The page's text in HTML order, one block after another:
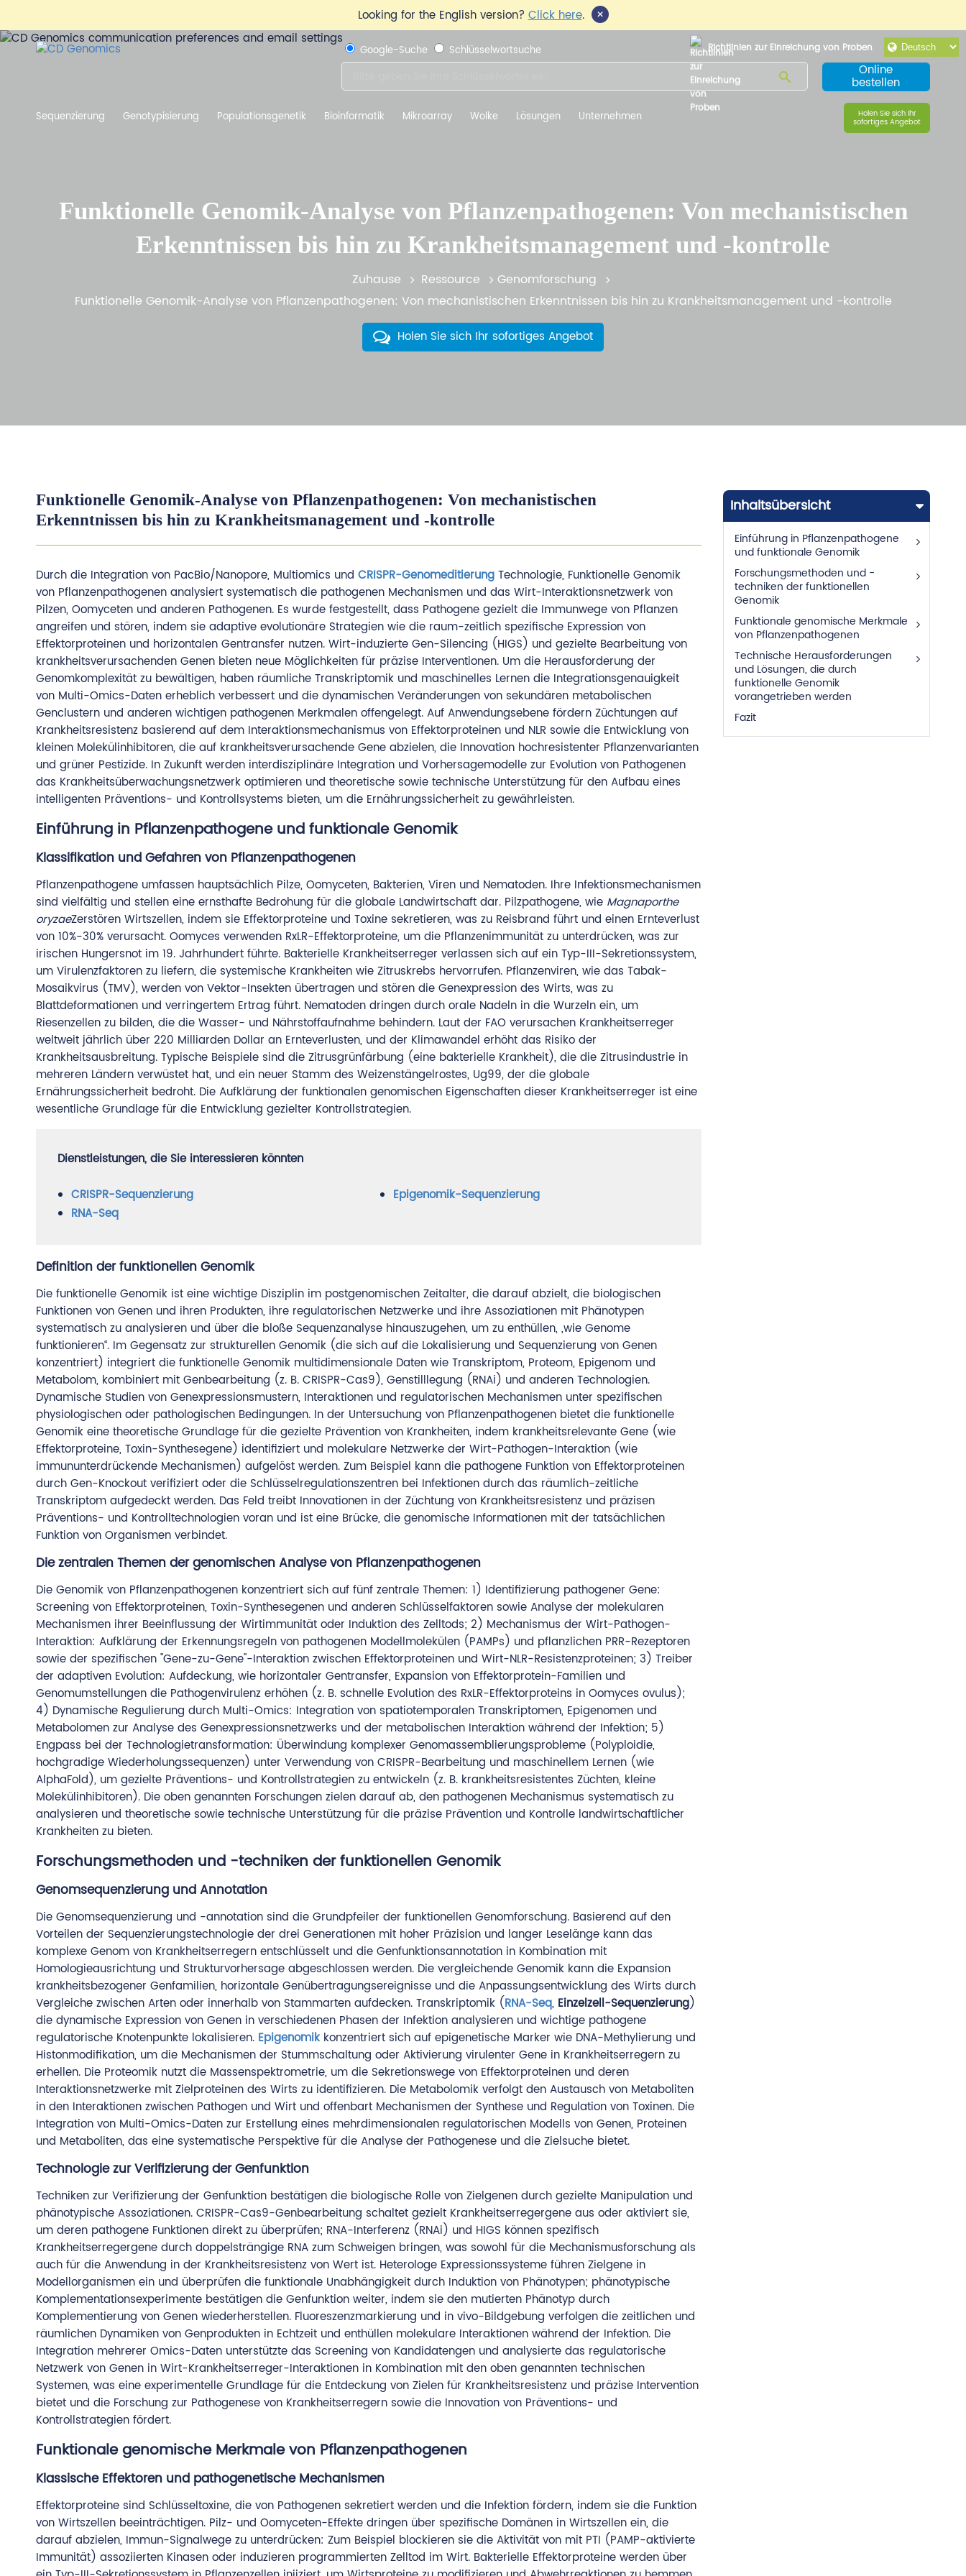
Looking for the English version?Click here. ×
Richtlinien zur Einreichung von Proben
Google-Suche Schlüsselwortsuche
Online
bestellen
Sequenzierung Genotypisierung Populationsgenetik Bioinformatik Mikroarray Wolke Lösungen Unternehmen Holen Sie sich Ihr
sofortiges Angebot
Funktionelle Genomik-Analyse von Pflanzenpathogenen: Von mechanistischen
Erkenntnissen bis hin zu Krankheitsmanagement und -kontrolle
Zuhause Ressource
Genomforschung
Funktionelle Genomik-Analyse von Pflanzenpathogenen: Von mechanistischen Erkenntnissen bis hin zu Krankheitsmanagement und -kontrolle
Holen Sie sich Ihr sofortiges Angebot
Funktionelle Genomik-Analyse von Pflanzenpathogenen: Von mechanistischen
Erkenntnissen bis hin zu Krankheitsmanagement und -kontrolle
Durch die Integration von PacBio/Nanopore, Multiomics und CRISPR-Genomeditierung Technologie, Funktionelle Genomik
von Pflanzenpathogenen analysiert systematisch die pathogenen Mechanismen und das Wirt-Interaktionsnetzwerk von
Pilzen, Oomyceten und anderen Pathogenen. Es wurde festgestellt, dass Pathogene gezielt die Immunwege von Pflanzen
angreifen und stören, indem sie adaptive evolutionäre Strategien wie die raum-zeitlich spezifische Expression von
Effektorproteinen und horizontalen Gentransfer nutzen. Wirt-induzierte Gen-Silencing (HIGS) und gezielte Bearbeitung von
krankheitsverursachenden Genen bieten neue Möglichkeiten für präzise Interventionen. Um die Herausforderung der
Genomkomplexität zu bewältigen, haben räumliche Transkriptomik und maschinelles Lernen die Integrationsgenauigkeit
von Multi-Omics-Daten erheblich verbessert und die dynamischen Veränderungen von sekundären metabolischen
Genclustern und anderen wichtigen pathogenen Merkmalen offengelegt. Auf Anwendungsebene fördern Züchtungen auf
Krankheitsresistenz basierend auf dem Interaktionsmechanismus von Effektorproteinen und NLR sowie die Entwicklung von
kleinen Molekülinhibitoren, die auf krankheitsverursachende Gene abzielen, die Innovation hochresistenter Pflanzenvarianten
und grüner Pestizide. In Zukunft werden interdisziplinäre Integration und Vorhersagemodelle zur Evolution von Pathogenen
das Krankheitsüberwachungsnetzwerk optimieren und theoretische sowie technische Unterstützung für den Aufbau eines
intelligenten Präventions- und Kontrollsystems bieten, um die Ernährungssicherheit zu gewährleisten.
Einführung in Pflanzenpathogene und funktionale Genomik
Klassifikation und Gefahren von Pflanzenpathogenen
Pflanzenpathogene umfassen hauptsächlich Pilze, Oomyceten, Bakterien, Viren und Nematoden. Ihre Infektionsmechanismen
sind vielfältig und stellen eine ernsthafte Bedrohung für die globale Landwirtschaft dar. Pilzpathogene, wie Magnaporthe
oryzaeZerstören Wirtszellen, indem sie Effektorproteine und Toxine sekretieren, was zu Reisbrand führt und einen Ernteverlust
von 10%-30% verursacht. Oomyces verwenden RxLR-Effektorproteine, um die Pflanzenimmunität zu unterdrücken, was zur
irischen Hungersnot im 19. Jahrhundert führte. Bakterielle Krankheitserreger verlassen sich auf ein Typ-III-Sekretionssystem,
um Virulenzfaktoren zu liefern, die systemische Krankheiten wie Zitruskrebs hervorrufen. Pflanzenviren, wie das Tabak-
Mosaikvirus (TMV), werden von Vektor-Insekten übertragen und stören die Genexpression des Wirts, was zu
Blattdeformationen und verringertem Ertrag führt. Nematoden dringen durch orale Nadeln in die Wurzeln ein, um
Riesenzellen zu bilden, die die Wasser- und Nährstoffaufnahme behindern. Laut der FAO verursachen Krankheitserreger
weltweit jährlich über 220 Milliarden Dollar an Ernteverlusten, und der Klimawandel erhöht das Risiko der
Krankheitsausbreitung. Typische Beispiele sind die Zitrusgrünfärbung (eine bakterielle Krankheit), die die Zitrusindustrie in
mehreren Ländern verwüstet hat, und ein neuer Stamm des Weizenstängelrostes, Ug99, der die globale
Ernährungssicherheit bedroht. Die Aufklärung der funktionalen genomischen Eigenschaften dieser Krankheitserreger ist eine
wesentliche Grundlage für die Entwicklung gezielter Kontrollstrategien.
Dienstleistungen, die Sie interessieren könnten
CRISPR-Sequenzierung
RNA-Seq
Epigenomik-Sequenzierung
Definition der funktionellen Genomik
Die funktionelle Genomik ist eine wichtige Disziplin im postgenomischen Zeitalter, die darauf abzielt, die biologischen
Funktionen von Genen und ihren Produkten, ihre regulatorischen Netzwerke und ihre Assoziationen mit Phänotypen
systematisch zu analysieren und über die bloße Sequenzanalyse hinauszugehen, um zu enthüllen, „wie Genome
funktionieren“. Im Gegensatz zur strukturellen Genomik (die sich auf die Lokalisierung und Sequenzierung von Genen
konzentriert) integriert die funktionelle Genomik multidimensionale Daten wie Transkriptom, Proteom, Epigenom und
Metabolom, kombiniert mit Genbearbeitung (z. B. CRISPR-Cas9), Genstilllegung (RNAi) und anderen Technologien.
Dynamische Studien von Genexpressionsmustern, Interaktionen und regulatorischen Mechanismen unter spezifischen
physiologischen oder pathologischen Bedingungen. In der Untersuchung von Pflanzenpathogenen bietet die funktionelle
Genomik eine theoretische Grundlage für die gezielte Prävention von Krankheiten, indem krankheitsrelevante Gene (wie
Effektorproteine, Toxin-Synthesegene) identifiziert und molekulare Netzwerke der Wirt-Pathogen-Interaktion (wie
immununterdrückende Mechanismen) aufgelöst werden. Zum Beispiel kann die pathogene Funktion von Effektorproteinen
durch Gen-Knockout verifiziert oder die Schlüsselregulationszentren bei Infektionen durch das räumlich-zeitliche
Transkriptom aufgedeckt werden. Das Feld treibt Innovationen in der Züchtung von Krankheitsresistenz und präzisen
Präventions- und Kontrolltechnologien voran und ist eine Brücke, die genomische Informationen mit der tatsächlichen
Funktion von Organismen verbindet.
Die zentralen Themen der genomischen Analyse von Pflanzenpathogenen
Die Genomik von Pflanzenpathogenen konzentriert sich auf fünf zentrale Themen: 1) Identifizierung pathogener Gene:
Screening von Effektorproteinen, Toxin-Synthesegenen und anderen Schlüsselfaktoren sowie Analyse der molekularen
Mechanismen ihrer Beeinflussung der Wirtimmunität oder Induktion des Zelltods; 2) Mechanismus der Wirt-Pathogen-
Interaktion: Aufklärung der Erkennungsregeln von pathogenen Modellmolekülen (PAMPs) und pflanzlichen PRR-Rezeptoren
sowie der spezifischen "Gene-zu-Gene"-Interaktion zwischen Effektorproteinen und Wirt-NLR-Resistenzproteinen; 3) Treiber
der adaptiven Evolution: Aufdeckung, wie horizontaler Gentransfer, Expansion von Effektorprotein-Familien und
Genomumstellungen die Pathogenvirulenz erhöhen (z. B. schnelle Evolution des RxLR-Effektorproteins in Oomyces ovulus);
4) Dynamische Regulierung durch Multi-Omics: Integration von spatiotemporalen Transkriptomen, Epigenomen und
Metabolomen zur Analyse des Genexpressionsnetzwerks und der metabolischen Interaktion während der Infektion; 5)
Engpass bei der Technologietransformation: Überwindung komplexer Genomassemblierungsprobleme (Polyploidie,
hochgradige Wiederholungssequenzen) unter Verwendung von CRISPR-Bearbeitung und maschinellem Lernen (wie
AlphaFold), um gezielte Präventions- und Kontrollstrategien zu entwickeln (z. B. krankheitsresistentes Züchten, kleine
Molekülinhibitoren). Die oben genannten Forschungen zielen darauf ab, den pathogenen Mechanismus systematisch zu
analysieren und theoretische sowie technische Unterstützung für die präzise Prävention und Kontrolle landwirtschaftlicher
Krankheiten zu bieten.
Forschungsmethoden und -techniken der funktionellen Genomik
Genomsequenzierung und Annotation
Die Genomsequenzierung und -annotation sind die Grundpfeiler der funktionellen Genomforschung. Basierend auf den
Vorteilen der Sequenzierungstechnologie der drei Generationen mit hoher Präzision und langer Leselänge kann das
komplexe Genom von Krankheitserregern entschlüsselt und die Genfunktionsannotation in Kombination mit
Homologieausrichtung und Strukturvorhersage abgeschlossen werden. Die vergleichende Genomik kann die Expansion
krankheitsbezogener Genfamilien, horizontale Genübertragungsereignisse und die Anpassungsentwicklung des Wirts durch
Vergleiche zwischen Arten oder innerhalb von Stammarten aufdecken. Transkriptomik (RNA-Seq, Einzelzell-Sequenzierung)
die dynamische Expression von Genen in verschiedenen Phasen der Infektion analysieren und wichtige pathogene
regulatorische Knotenpunkte lokalisieren. Epigenomikkonzentriert sich auf epigenetische Marker wie DNA-Methylierung und
Histonmodifikation, um die Mechanismen der Stummschaltung oder Aktivierung virulenter Gene in Krankheitserregern zu
erhellen. Die Proteomik nutzt die Massenspektrometrie, um die Sekretionswege von Effektorproteinen und deren
Interaktionsnetzwerke mit Zielproteinen des Wirts zu identifizieren. Die Metabolomik verfolgt den Austausch von Metaboliten
in den Interaktionen zwischen Pathogen und Wirt und offenbart Mechanismen der Synthese und Regulation von Toxinen. Die
Integration von Multi-Omics-Daten zur Erstellung eines mehrdimensionalen regulatorischen Modells von Genen, Proteinen
und Metaboliten, das eine systematische Perspektive für die Analyse der Pathogenese und die Zielsuche bietet.
Technologie zur Verifizierung der Genfunktion
Techniken zur Verifizierung der Genfunktion bestätigen die biologische Rolle von Zielgenen durch gezielte Manipulation und
phänotypische Assoziationen. CRISPR-Cas9-Genbearbeitung schaltet gezielt Krankheitserregergene aus oder aktiviert sie,
um deren pathogene Funktionen direkt zu überprüfen; RNA-Interferenz (RNAi) und HIGS können spezifisch
Krankheitserregergene durch doppelsträngige RNA zum Schweigen bringen, was sowohl für die Mechanismusforschung als
auch für die Anwendung in der Krankheitsresistenz von Wert ist. Heterologe Expressionssysteme führen Zielgene in
Modellorganismen ein und überprüfen die funktionale Unabhängigkeit durch Induktion von Phänotypen; phänotypische
Komplementationsexperimente bestätigen die Genfunktion weiter, indem sie den mutierten Phänotyp durch
Komplementierung von Genen wiederherstellen. Fluoreszenzmarkierung und in vivo-Bildgebung verfolgen die zeitlichen und
räumlichen Dynamiken von Genprodukten in Echtzeit und enthüllen molekulare Interaktionen während der Infektion. Die
Integration mehrerer Omics-Daten unterstützte das Screening von Kandidatengen und analysierte das regulatorische
Netzwerk von Genen in Wirt-Krankheitserreger-Interaktionen in Kombination mit den oben genannten technischen
Systemen, was eine experimentelle Grundlage für die Entdeckung von Zielen für Krankheitsresistenz und präzise Intervention
bietet und die Forschung zur Pathogenese von Krankheitserregern sowie die Innovation von Präventions- und
Kontrollstrategien fördert.
Funktionale genomische Merkmale von Pflanzenpathogenen
Klassische Effektoren und pathogenetische Mechanismen
Effektorproteine sind Schlüsseltoxine, die von Pathogenen sekretiert werden und die Infektion fördern, indem sie die Funktion
von Wirtszellen beeinträchtigen. Pilz- und Oomyceten-Effekte dringen über spezifische Domänen in Wirtszellen ein, die
darauf abzielen, Immun-Signalwege zu unterdrücken: Zum Beispiel blockieren sie die Aktivität von mit PTI (PAMP-aktivierte
Immunität) assoziierten Kinasen oder induzieren programmierten Zelltod im Wirt. Bakterielle Effektorproteine werden über
Inhaltsübersicht
Einführung in Pflanzenpathogene
und funktionale Genomik
Forschungsmethoden und -
techniken der funktionellen
Genomik
Funktionale genomische Merkmale
von Pflanzenpathogenen
Technische Herausforderungen
und Lösungen, die durch
funktionelle Genomik
vorangetrieben werden
Fazit